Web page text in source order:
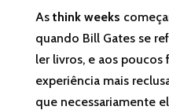
As think weeks
quando Bill Gates se
ler livros, e aos
experiência mais
que necessariamente